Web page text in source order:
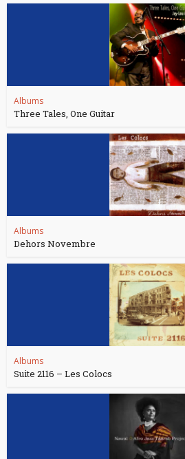
Albums
Three Tales, One Guitar
Albums
Dehors Novembre
Albums
Suite 2116 – Les Colocs